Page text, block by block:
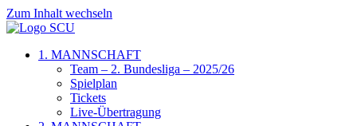
Zum Inhalt wechseln
1. MANNSCHAFT
Team – 2. Bundesliga – 2025/26
Spielplan
Tickets
Live-Übertragung